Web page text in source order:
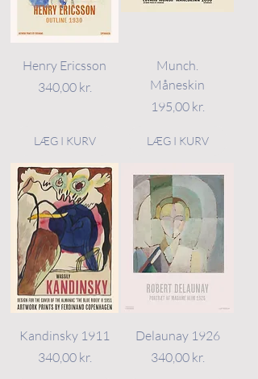
Henry Ericsson
Pris
340,00 kr.
LÆG I KURV
Munch.
Måneskin
Pris
195,00 kr.
LÆG I KURV
Kandinsky 1911
Pris
340,00 kr.
Delaunay 1926
Pris
340,00 kr.